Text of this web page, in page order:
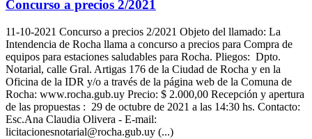
Concurso a precios 2/2021
11-10-2021 Concurso a precios 2/2021 Objeto del llamado: La
Intendencia de Rocha llama a concurso a precios para Compra de
equipos para estaciones saludables para Rocha. Pliegos: Dpto.
Notarial, calle Gral. Artigas 176 de la Ciudad de Rocha y en la
Oficina de la IDR y/o a través de la página web de la Comuna de
Rocha: www.rocha.gub.uy Precio: $ 2.000,00 Recepción y apertura
de las propuestas : 29 de octubre de 2021 a las 14:30 hs. Contacto:
Esc.Ana Claudia Olivera - E-mail:
licitacionesnotarial@rocha.gub.uy (...)